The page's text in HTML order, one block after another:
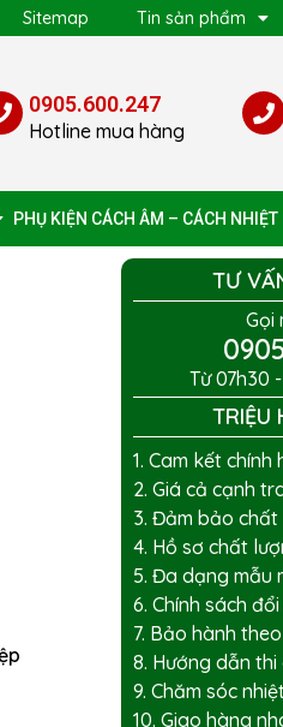
Sitemap Tin sản phẩm
0905.600.247
Hotline mua hàng
PHỤ KIỆN CÁCH ÂM – CÁCH NHIỆT
TƯ
Gọi
Từ 07h30
TRIỆU
1. Cam kết chính
2. Giá cả cạnh
3. Đảm bảo
4. Hồ sơ chất
5. Đa dạng mẫu
6. Chính sách
7. Bảo hành
8. Hướng dẫn
9. Chăm sóc
10. Giao hàng